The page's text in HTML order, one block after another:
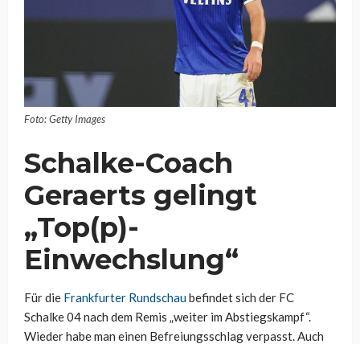
Foto: Getty Images
Schalke-Coach
Geraerts gelingt
„Top(p)-
Einwechslung“
Für die Frankfurter Rundschaubefindet sich der FC
Schalke 04 nach dem Remis „weiter im Abstiegskampf“.
Wieder habe man einen Befreiungsschlag verpasst. Auch